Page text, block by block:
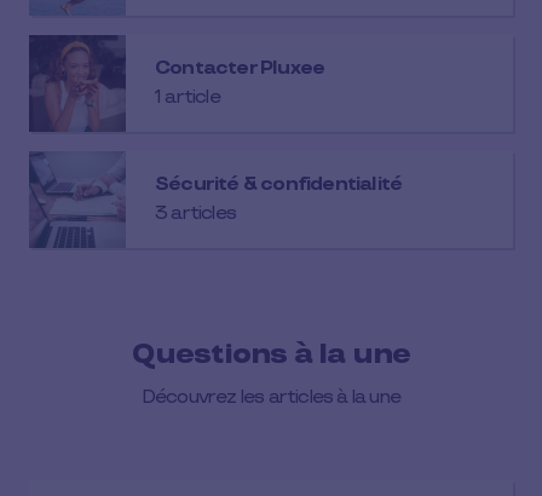
Contacter Pluxee
1 article
Sécurité & confidentialité
3 articles
Questions à la une
Découvrez les articles à la une